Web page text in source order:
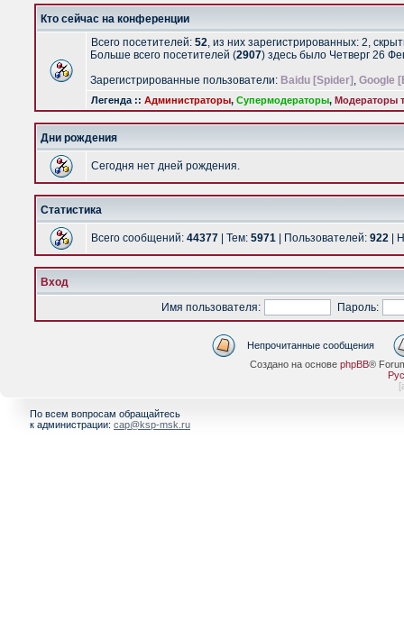
Кто сейчас на конференции
Всего посетителей: 52, из них зарегистрированных: 2,
Больше всего посетителей (2907) здесь было Четверг 26
Зарегистрированные пользователи: Baidu [Spider] , Google
Легенда :: Администраторы, Супермодераторы, Модераторы
Дни рождения
Сегодня нет дней рождения.
Статистика
Всего сообщений: 44377 | Тем: 5971 | Пользователей: 922 |
Вход
Имя пользователя:
Пароль:
Непрочитанные сообщения
Создано на основе phpBB®
[
По всем вопросам обращайтесь
к администрации: cap@ksp-msk.ru